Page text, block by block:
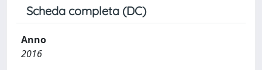
Scheda completa (DC)
Anno
2016